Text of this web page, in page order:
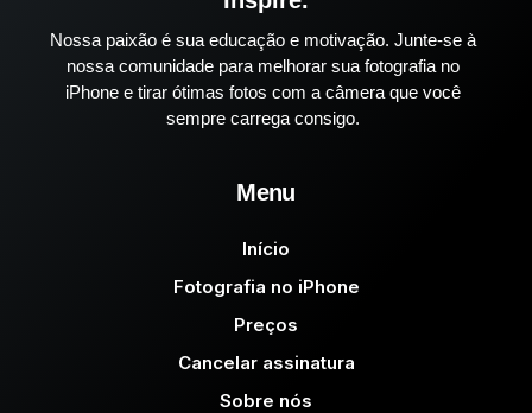
Nossa paixão é sua educação e motivação. Junte-se à
nossa comunidade para melhorar sua fotografia no
iPhone e tirar ótimas fotos com a câmera que você
sempre carrega consigo.
Menu
Início
Fotografia no iPhone
Preços
Cancelar assinatura
Sobre nós